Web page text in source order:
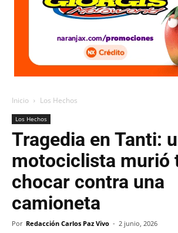
Inicio Los Hechos
Los Hechos
Tragedia en Tanti:
motociclista murió
chocar contra una
camioneta
Por Redacción Carlos Paz Vivo - 2 junio, 2026